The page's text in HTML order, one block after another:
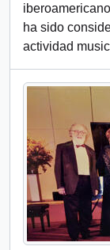
ha sido
actividad